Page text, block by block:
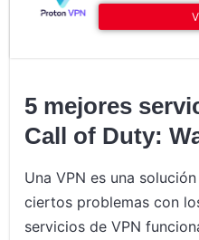
5 mejores
Call of Duty:
Una VPN es una
ciertos problemas con
servicios de VPN